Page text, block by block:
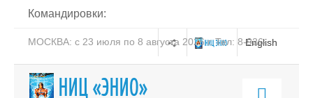
Командировки:
МОСКВА: с 23 июля по 8 августа 2026 г. Тел: 8-926-
English